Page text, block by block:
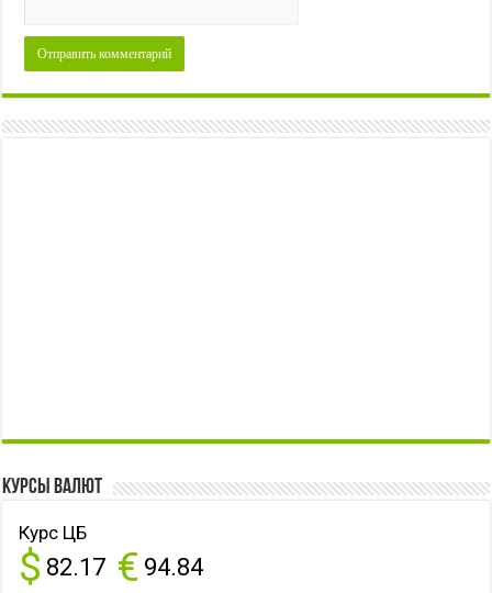
Курсы валют
Курс ЦБ
$ 82.17 € 94.84